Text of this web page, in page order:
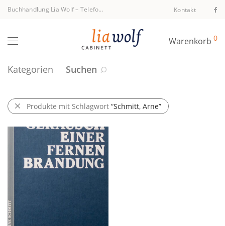
Buchhandlung Lia Wolf– Telefon +43 1 512 40 94 Kontakt
Warenkorb 0
Kategorien Suchen
Produkte mit Schlagwort “Schmitt, Arne”